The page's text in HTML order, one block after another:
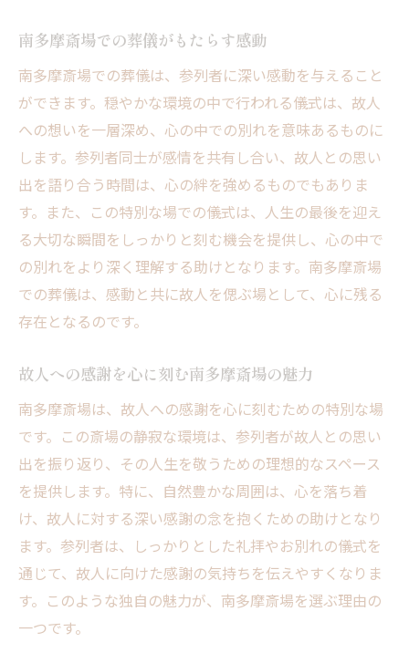
南多摩斎場での葬儀がもたらす感動
南多摩斎場での葬儀は、参列者に深い感動を与えること
ができます。穏やかな環境の中で行われる儀式は、故人
への想いを一層深め、心の中での別れを意味あるものに
します。参列者同士が感情を共有し合い、故人との思い
出を語り合う時間は、心の絆を強めるものでもありま
す。また、この特別な場での儀式は、人生の最後を迎え
る大切な瞬間をしっかりと刻む機会を提供し、心の中で
の別れをより深く理解する助けとなります。南多摩斎場
での葬儀は、感動と共に故人を偲ぶ場として、心に残る
存在となるのです。
故人への感謝を心に刻む南多摩斎場の魅力
南多摩斎場は、故人への感謝を心に刻むための特別な場
です。この斎場の静寂な環境は、参列者が故人との思い
出を振り返り、その人生を敬うための理想的なスペース
を提供します。特に、自然豊かな周囲は、心を落ち着
け、故人に対する深い感謝の念を抱くための助けとなり
ます。参列者は、しっかりとした礼拝やお別れの儀式を
通じて、故人に向けた感謝の気持ちを伝えやすくなりま
す。このような独自の魅力が、南多摩斎場を選ぶ理由の
一つです。